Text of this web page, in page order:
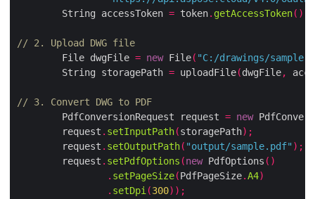
        String accessToken
= token.getAccessToken
// 2. Upload DWG file
        File dwgFile
= new File ("C:/drawings/
        String storagePath
= uploadFile(dwgFile ,
// 3. Convert DWG to PDF
        PdfConversionRequest request
= new
        request
.setInputPath(storagePath );
        request
.setOutputPath ("output/sample.pdf" );
        request
.setPdfOptions(new PdfOptions ()
.setPageSize(PdfPageSize.A4
.setDpi(300 ));